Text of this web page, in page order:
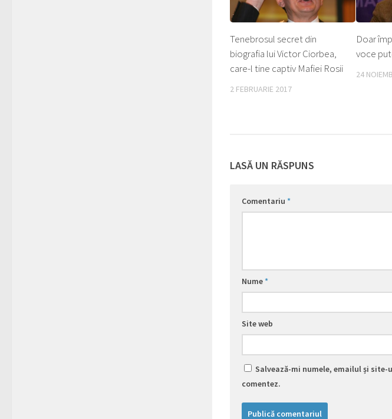
Tenebrosul secret din
biografia lui Victor Ciorbea,
care-l tine captiv Mafiei Rosii
2 FEBRUARIE 2017
Doar
voce
24
LASĂ UN RĂSPUNS
Comentariu *
Nume*
Site web
Salvează-mi numele, emailul și
comentez.